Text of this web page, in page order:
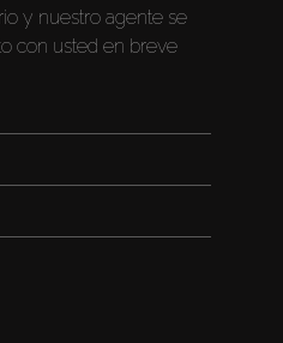
y nuestro agente se
con usted en breve